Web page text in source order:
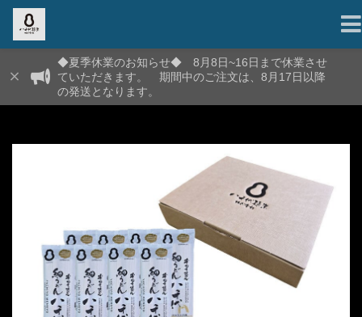
◆夏季休業のお知らせ◆ 8月8日~16日まで休業させ
ていただきます。 期間中のご注文は、8月17日以降
の発送となります。